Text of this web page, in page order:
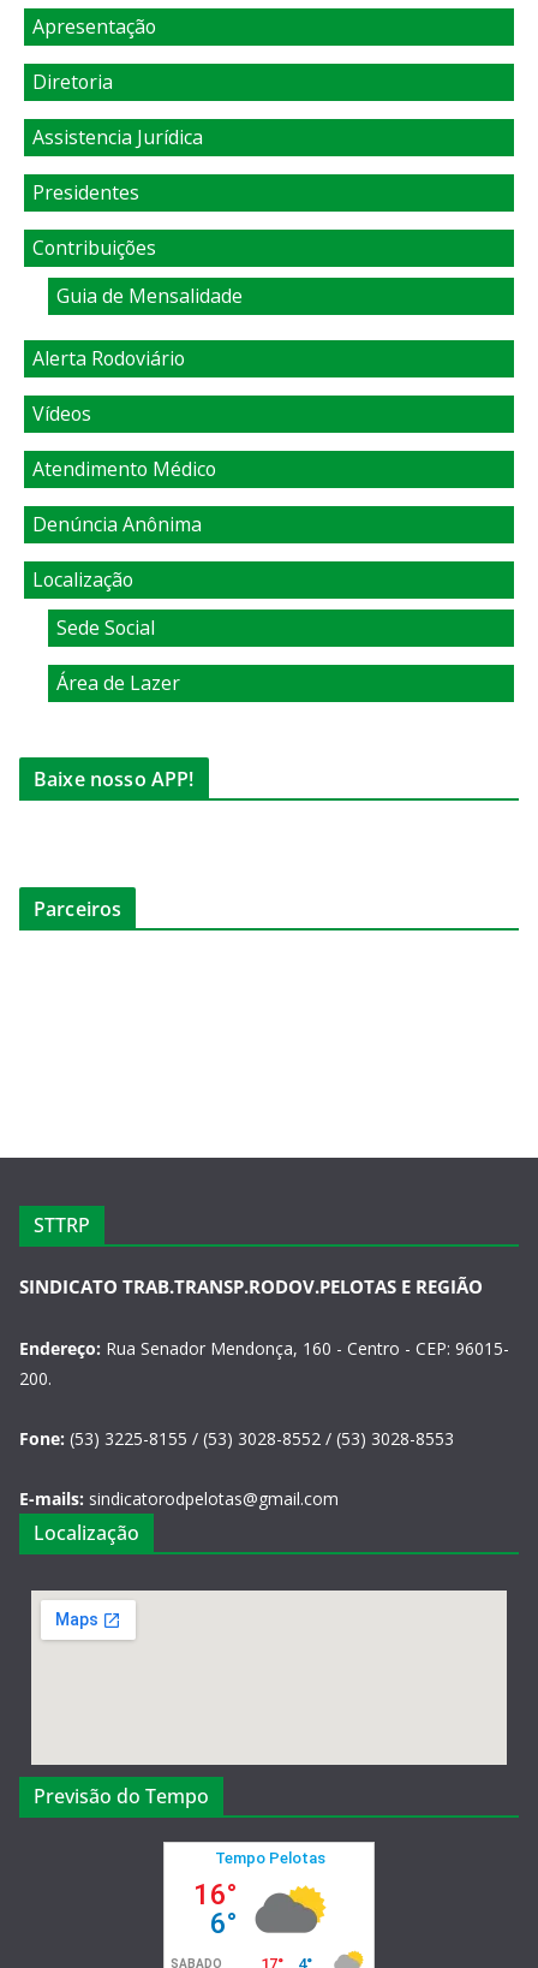
Apresentação
Diretoria
Assistencia Jurídica
Presidentes
Contribuições
Guia de Mensalidade
Alerta Rodoviário
Vídeos
Atendimento Médico
Denúncia Anônima
Localização
Sede Social
Área de Lazer
Baixe nosso APP!
Parceiros
STTRP
SINDICATO TRAB.TRANSP.RODOV.PELOTAS E REGIÃO
Endereço: Rua Senador Mendonça, 160 - Centro - CEP: 96015-
200.
Fone: (53) 3225-8155 / (53) 3028-8552 / (53) 3028-8553
E-mails: sindicatorodpelotas@gmail.com
Localização
Previsão do Tempo